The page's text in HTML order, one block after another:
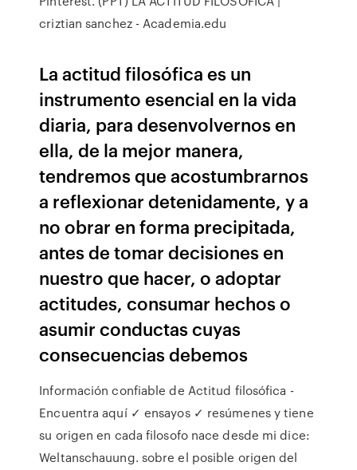
criztian sanchez - Academia.edu
La actitud filosófica es un
instrumento esencial en la vida
diaria, para desenvolvernos en
ella, de la mejor manera,
tendremos que acostumbrarnos
a reflexionar detenidamente, y a
no obrar en forma precipitada,
antes de tomar decisiones en
nuestro que hacer, o adoptar
actitudes, consumar hechos o
asumir conductas cuyas
consecuencias debemos
Información confiable de Actitud filosófica -
Encuentra aquí ✓ ensayos ✓ resúmenes y tiene
su origen en cada filosofo nace desde mi dice:
Weltanschauung. sobre el posible origen del